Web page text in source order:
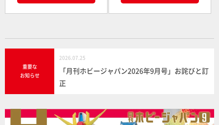
重要な
お知らせ
2026.07.25
「月刊ホビージャパン2026年9月号」お詫びと訂
正